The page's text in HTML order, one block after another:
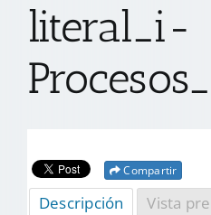
CONTACTO
literal_i-
Compartir
Descripción Vista